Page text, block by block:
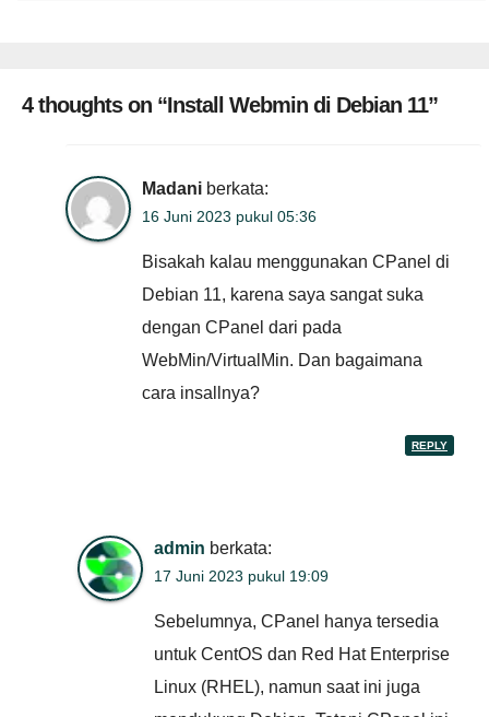
4 thoughts on “Install Webmin di Debian 11”
Madani berkata:
16 Juni 2023 pukul 05:36
Bisakah kalau menggunakan CPanel di
Debian 11, karena saya sangat suka
dengan CPanel dari pada
WebMin/VirtualMin. Dan bagaimana
cara insallnya?
REPLY
admin berkata:
17 Juni 2023 pukul 19:09
Sebelumnya, CPanel hanya tersedia
untuk CentOS dan Red Hat Enterprise
Linux (RHEL), namun saat ini juga